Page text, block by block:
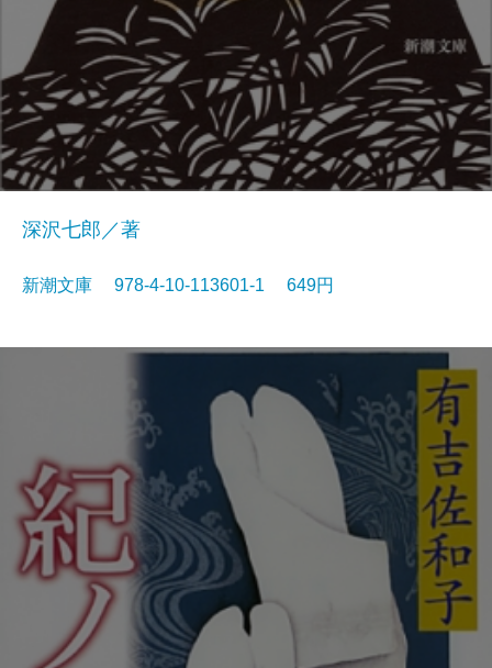
深沢七郎／著
新潮文庫 978-4-10-113601-1 649円